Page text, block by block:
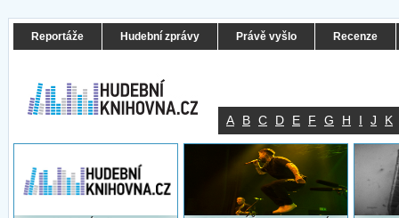
Reportáže Hudební zprávy Právě vyšlo Recenze
A B C D E F G H I J K